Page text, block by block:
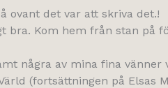
ovant det var att skriva det.!
bra. Kom hem från stan på
några av mina fina
(fortsättningen på Elsas